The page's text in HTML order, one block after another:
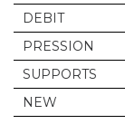
DEBIT
PRESSION
SUPPORTS
NEW